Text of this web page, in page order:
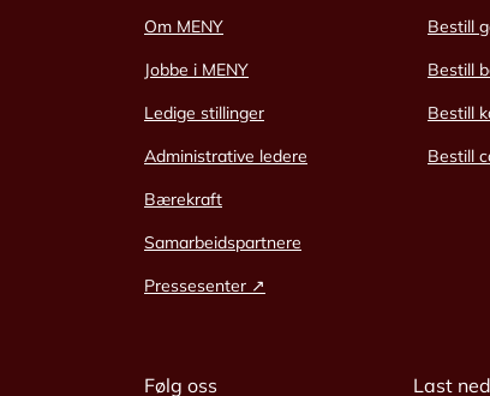
Om MENY
Jobbe i MENY
Ledige stillinger
Administrative ledere
Bærekraft
Samarbeidspartnere
Pressesenter ↗
Bestill
Bestill
Bestill
Bestill
Følg oss Last